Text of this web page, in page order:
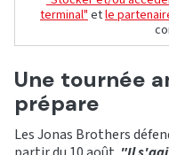
terminal" etle
Une tournée
prépare
Les Jonas Brothers